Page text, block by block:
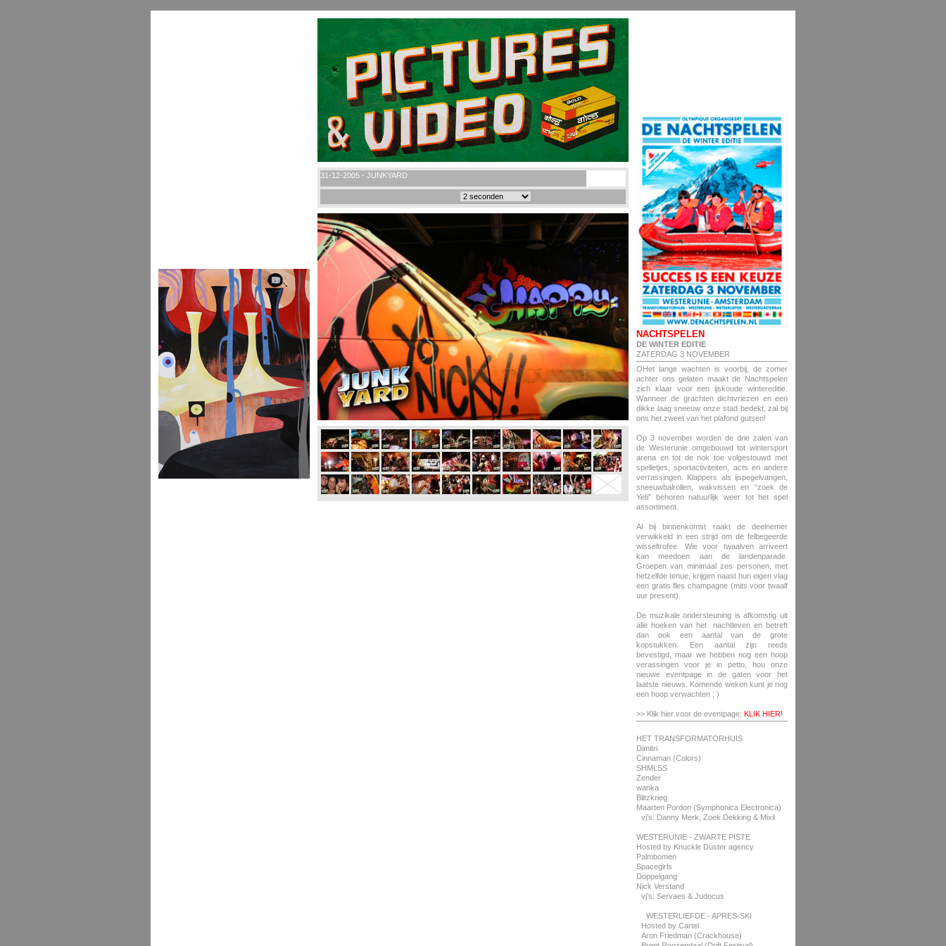
31-12-2005 - JUNKYARD
NACHTSPELEN
DE WINTER EDITIE
ZATERDAG 3 NOVEMBER
OHet lange wachten is voorbij, de zomer
achter ons gelaten maakt de Nachtspelen
zich klaar voor een ijskoude wintereditie.
Wanneer de grachten dichtvriezen en een
dikke laag sneeuw onze stad bedekt, zal bij
ons het zweet van het plafond gutsen!
Op 3 november worden de drie zalen van
de Westerunie omgebouwd tot wintersport
arena en tot de nok toe volgestouwd met
spelletjes, sportactiviteiten, acts en andere
verrassingen. Klappers als ijspegelvangen,
sneeuwbalrollen, wakvissen en “zoek de
Yeti” behoren natuurlijk weer tot het spel
assortiment.
Al bij binnenkomst raakt de deelnemer
verwikkeld in een strijd om de felbegeerde
wisseltrofee. Wie voor twaalven arriveert
kan meedoen aan de landenparade.
Groepen van minimaal zes personen, met
hetzelfde tenue, krijgen naast hun eigen vlag
een gratis fles champagne (mits voor twaalf
uur present).
De muzikale ondersteuning is afkomstig uit
alle hoeken van het nachtleven en betreft
dan ook een aantal van de grote
kopstukken. Een aantal zijn reeds
bevestigd, maar we hebben nog een hoop
verassingen voor je in petto, hou onze
nieuwe eventpage in de gaten voor het
laatste nieuws. Komende weken kunt je nog
een hoop verwachten ; )
>> Klik hier voor de eventpage: KLIK HIER!
HET TRANSFORMATORHUIS
Dimitri
Cinnaman (Colors)
SHMLSS
Zender
wanka
Blitzkrieg
Maarten Pordon (Symphonica Electronica)
vj’s: Danny Merk, Zoek Dekking & Mixil
WESTERUNIE - ZWARTE PISTE
Hosted by Knuckle Duster agency
Palmbomen
Spacegirls
Doppelgang
Nick Verstand
vj’s: Servaes & Judocus
WESTERLIEFDE - APRES-SKI
Hosted by Cartel
Aron Friedman (Crackhouse)